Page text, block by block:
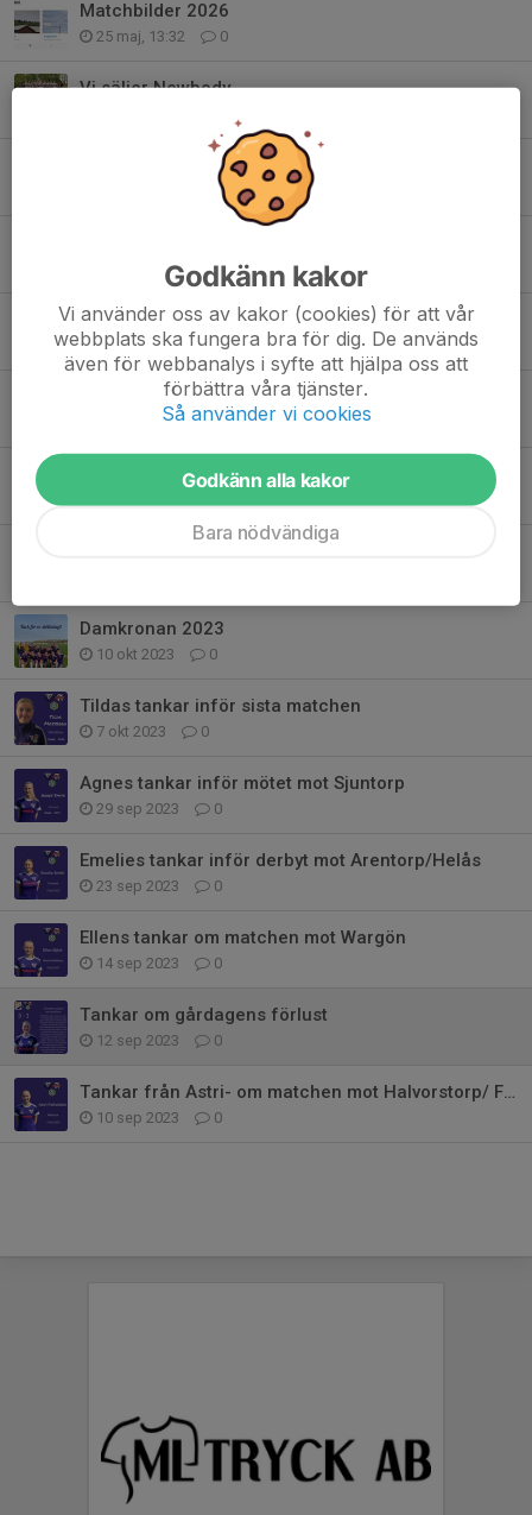
Matchbilder 2026
25 maj, 13:32 0
Vi säljer Newbody
En fin laginsats av F16 i söndags
0
21 feb 2025 0
Referat: Seger för u-laget på brovallen!
28 maj 2024 0
Första månaden av försäsongen avklarad
5 feb 2024 0
Vi spelar div 4 2024
Damkronan 2023
10 okt 2023 0
Tildas tankar inför sista matchen
7 okt 2023 0
Agnes tankar inför mötet mot Sjuntorp
29 sep 2023 0
Emelies tankar inför derbyt mot Arentorp/Helås
23 sep 2023 0
Ellens tankar om matchen mot Wargön
14 sep 2023 0
Tankar om gårdagens förlust
12 sep 2023 0
Tankar från Astri- om matchen mot Halvorstorp/ FC Trollhättan
10 sep 2023 0
Godkänn kakor
Vi använder oss av kakor (cookies) för att vår
webbplats ska fungera bra för dig. De används
även för webbanalys i syfte att hjälpa oss att
förbättra våra tjänster.
Så använder vi cookies
Godkänn alla kakor
Bara nödvändiga